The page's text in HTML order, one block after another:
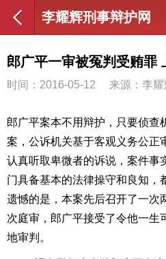
李耀辉刑事辩护网
郎广平一审被冤判受贿罪
时间：2016-05-12 来源：李
郎广平案本不用辩护，只要侦查
案，公诉机关基于客观义务公正
认真听取卑微者的诉说，案件事
门具备基本的法律操守和良知，
遗憾的是，本案先后召开了一次
次庭审，郎广平接受了令他一生
地审判。